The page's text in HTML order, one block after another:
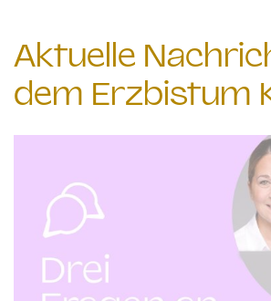
Aktuelle
dem Erzbistum